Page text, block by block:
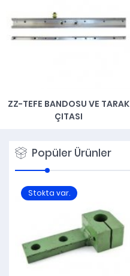
ZZ-TEFE BANDOSU VE TARAK
ÇITASI
Popüler Ürünler
Stokta var.